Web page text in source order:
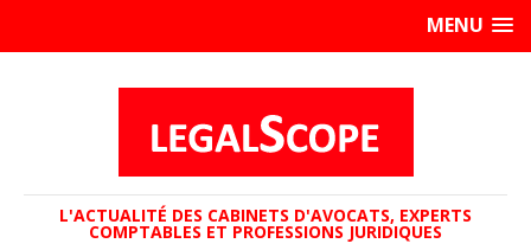
MENU
L'ACTUALITÉ DES CABINETS D'AVOCATS, EXPERTS
COMPTABLES ET PROFESSIONS JURIDIQUES